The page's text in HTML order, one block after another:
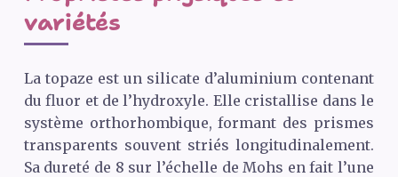
variétés
La topaze est un silicate d’aluminium contenant
du fluor et de l’hydroxyle. Elle cristallise dans le
système orthorhombique, formant des prismes
transparents souvent striés longitudinalement.
Sa dureté de 8 sur l’échelle de Mohs en fait l’une